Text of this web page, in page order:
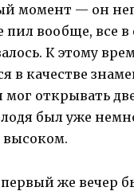
момент — он
пил вообще, все
К этому
в качестве
мог открывать
был уже
высоком.
же вечер